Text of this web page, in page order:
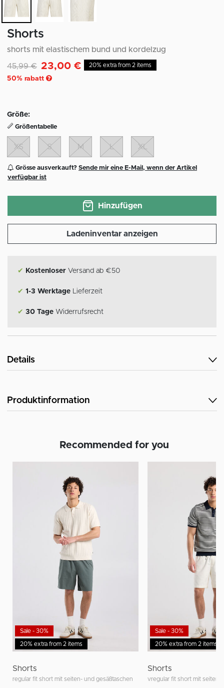
Shorts
shorts mit elastischem bund und kordelzug
Reduziert von
45,99 €auf23,00 €
50% rabatt
20% extra from 2 items
Größe:
Größentabelle
XS S M L XL
Grösse ausverkauft? Sende mir eine E-Mail, wenn der Artikel
verfügbar ist
Hinzufügen
Ladeninventar anzeigen
✔ Kostenloser Versand ab €50
✔ 1-3 Werktage Lieferzeit
✔ 30 Tage Widerrufsrecht
Details
Produktinformation
Recommended for you
20% extra from 2 items
Sale - 30%
Shorts
regular fit short mit seiten- und gesäßtaschen
20% extra from 2 items
Sale - 30%
Shorts
vregular fit short mit seiten-